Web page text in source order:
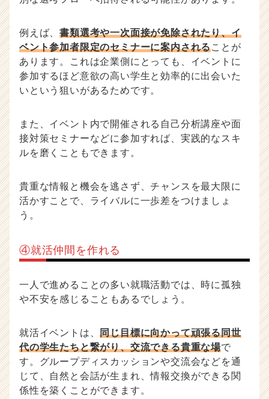
例えば、書類選考や一次面接が免除されたり、イ
ベント参加者限定のセミナーに案内されることが
あります。これは企業側にとっても、イベントに
参加するほど意欲の高い学生と効率的に出会いた
いという狙いがあるためです。
また、イベント内で開催される自己分析講座や面
接対策セミナーなどに参加すれば、実践的なスキ
ルを磨くこともできます。
貴重な情報と機会を逃さず、チャンスを最大限に
活かすことで、ライバルに一歩差をつけましょ
う。
④就活仲間を作れる
一人で進めることの多い就職活動では、時に孤独
や不安を感じることもあるでしょう。
就活イベントは、同じ目標に向かって頑張る同世
代の学生たちと繋がり、交流できる貴重な場で
す。グループディスカッションや交流会などを通
じて、自然と会話が生まれ、情報交換ができる関
係性を築くことができます。